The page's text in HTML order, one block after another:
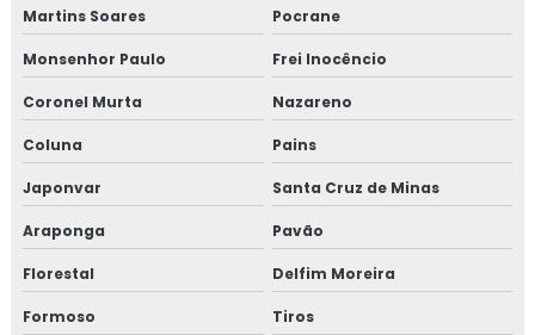
Martins Soares Pocrane
Monsenhor Paulo Frei Inocêncio
Coronel Murta Nazareno
Coluna Pains
Japonvar Santa Cruz de Minas
Araponga Pavão
Florestal Delfim Moreira
Formoso Tiros